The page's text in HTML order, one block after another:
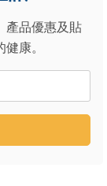
產品優惠及貼
康。